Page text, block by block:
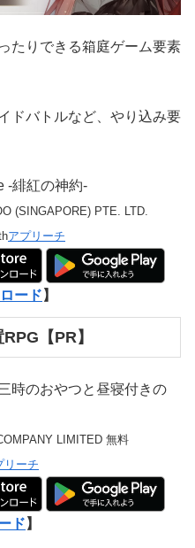
たりできる箱庭ゲーム要素
ドバトルなど、やり込み要
-緋紅の神約-
(SINGAPORE) PTE. LTD.
アプリーチ
ード 】
【PR】
時のおやつと昼寝付きの
LIMITED 無料
リーチ
ド 】